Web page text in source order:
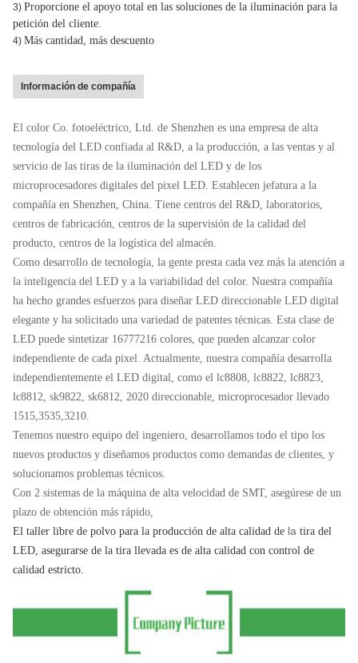
3) Proporcione el apoyo total en las soluciones de la iluminación para la
petición del cliente.
4) Más cantidad, más descuento
Información de compañía
El color Co. fotoeléctrico, Ltd. de Shenzhen es una empresa de alta
tecnología del LED confiada al R&D, a la producción, a las ventas y al
servicio de las tiras de la iluminación del LED y de los
microprocesadores digitales del pixel LED. Establecen jefatura a la
compañía en Shenzhen, China. Tiene centros del R&D, laboratorios,
centros de fabricación, centros de la supervisión de la calidad del
producto, centros de la logística del almacén.
Como desarrollo de tecnología, la gente presta cada vez más la atención a
la inteligencia del LED y a la variabilidad del color. Nuestra compañía
ha hecho grandes esfuerzos para diseñar LED direccionable LED digital
elegante y ha solicitado una variedad de patentes técnicas. Esta clase de
LED puede sintetizar 16777216 colores, que pueden alcanzar color
independiente de cada pixel. Actualmente, nuestra compañía desarrolla
independientemente el LED digital, como el lc8808, lc8822, lc8823,
lc8812, sk9822, sk6812, 2020 direccionable, microprocesador llevado
1515,3535,3210.
Tenemos nuestro equipo del ingeniero, desarrollamos todo el tipo los
nuevos productos y diseñamos productos como demandas de clientes, y
solucionamos problemas técnicos.
Con 2 sistemas de la máquina de alta velocidad de SMT, asegúrese de un
plazo de obtención más rápido,
El taller libre de polvo para la producción de alta calidad de la tira del
LED, asegurarse de la tira llevada es de alta calidad con control de
calidad estricto.